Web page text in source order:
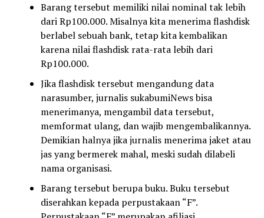
Barang tersebut memiliki nilai nominal tak lebih
dari Rp100.000. Misalnya kita menerima flashdisk
berlabel sebuah bank, tetap kita kembalikan
karena nilai flashdisk rata-rata lebih dari
Rp100.000.
Jika flashdisk tersebut mengandung data
narasumber, jurnalis sukabumiNews bisa
menerimanya, mengambil data tersebut,
memformat ulang, dan wajib mengembalikannya.
Demikian halnya jika jurnalis menerima jaket atau
jas yang bermerek mahal, meski sudah dilabeli
nama organisasi.
Barang tersebut berupa buku. Buku tersebut
diserahkan kepada perpustakaan “F”.